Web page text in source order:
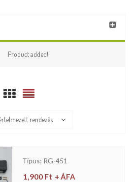
Product added!
rendezés
Típus: RG-451
1,900 Ft + ÁFA